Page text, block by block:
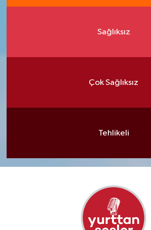
Sağlıksız
Çok Sağlıksız
Tehlikeli